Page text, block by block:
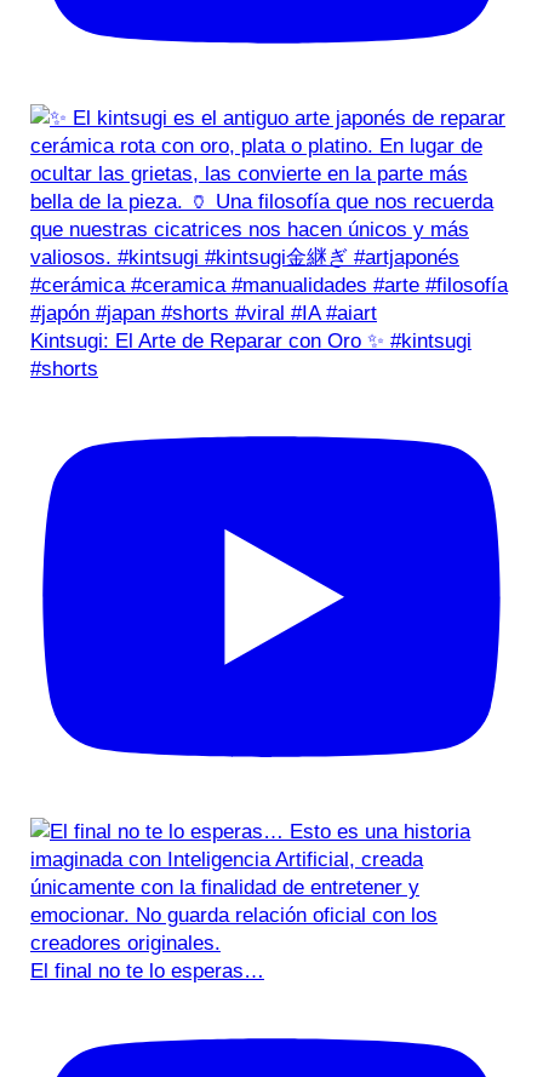
Kintsugi: El Arte de Reparar con Oro ✨ #kintsugi
#shorts
El final no te lo esperas…